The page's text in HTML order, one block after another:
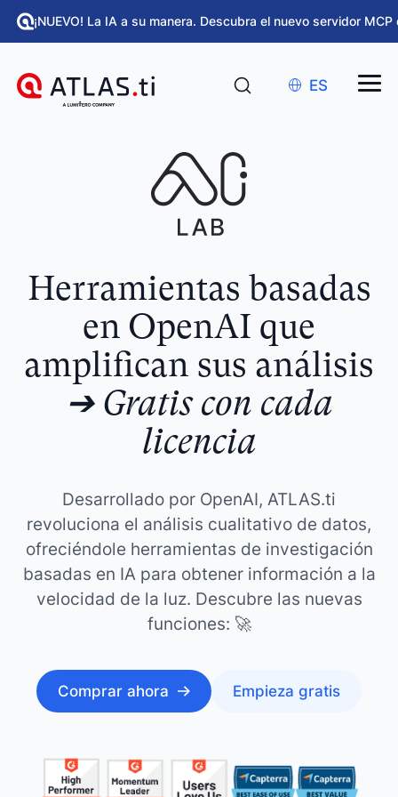
¡NUEVO! La IA a su manera. Descubra el nuevo servidor
ES
Herramientas basadas
en OpenAI que
amplifican sus análisis
➔ Gratis con cada
licencia
Desarrollado por OpenAI, ATLAS.ti
revoluciona el análisis cualitativo de datos,
ofreciéndole herramientas de investigación
basadas en IA para obtener información a la
velocidad de la luz. Descubre las nuevas
funciones: 🚀
Comprar ahora Empieza gratis